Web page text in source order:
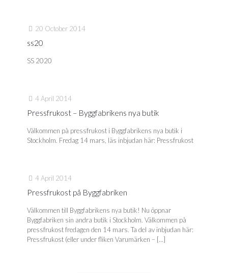
20 October 2014
ss20
SS 2020
4 April 2014
Pressfrukost – Byggfabrikens nya butik
Välkommen på pressfrukost i Byggfabrikens nya butik i
Stockholm. Fredag 14 mars, läs inbjudan här: Pressfrukost
4 April 2014
Pressfrukost på Byggfabriken
Välkommen till Byggfabrikens nya butik! Nu öppnar
Byggfabriken sin andra butik i Stockholm. Välkommen på
pressfrukost fredagen den 14 mars. Ta del av inbjudan här:
Pressfrukost (eller under fliken Varumärken – […]